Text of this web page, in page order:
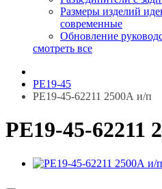
Размеры изделий
современные
Обновление
смотреть все
РЕ19-45
РЕ19-45-62211 2500А и/п
РЕ19-45-62211